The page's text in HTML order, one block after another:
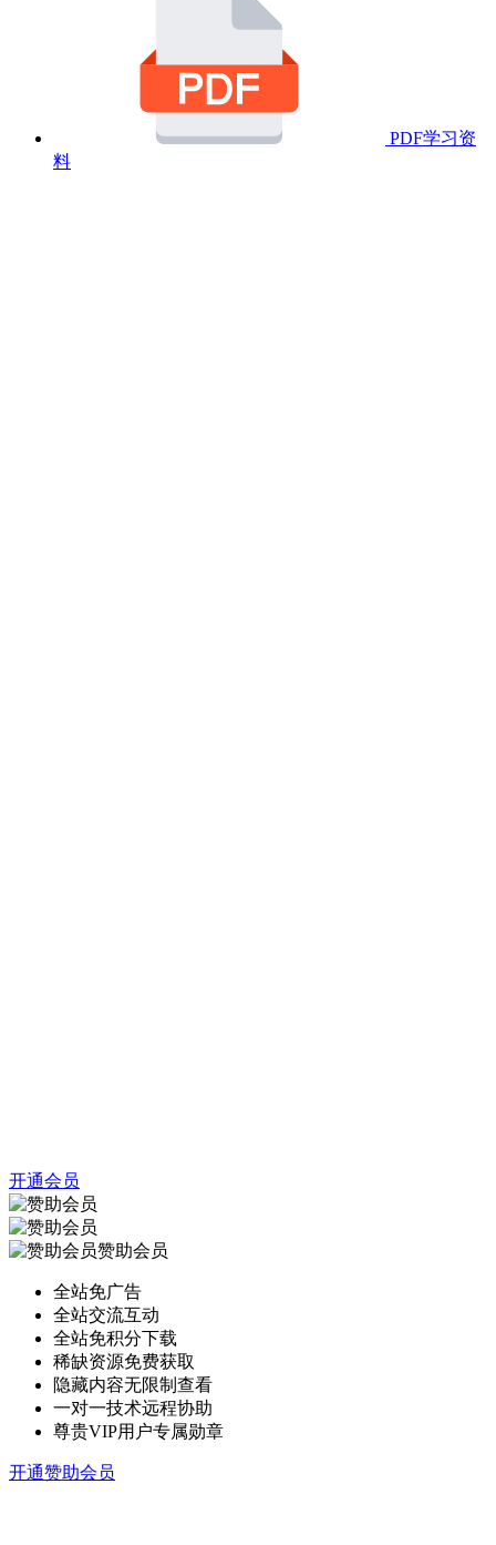
PDF学习资
料
开通会员
赞助会员
全站免广告
全站交流互动
全站免积分下载
稀缺资源免费获取
隐藏内容无限制查看
一对一技术远程协助
尊贵VIP用户专属勋章
开通赞助会员